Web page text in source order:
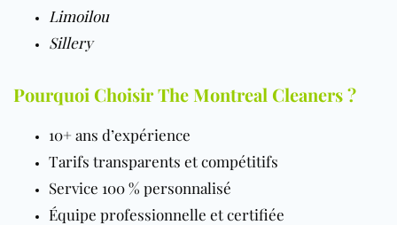
Limoilou
Sillery
Pourquoi Choisir The Montreal Cleaners ?
10+ ans d’expérience
Tarifs transparents et compétitifs
Service 100 % personnalisé
Équipe professionnelle et certifiée